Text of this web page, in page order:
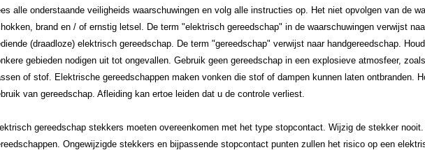
alle onderstaande veiligheids waarschuwingen en volg alle instructies op. Het niet opvolgen van de
brand en / of ernstig letsel. De term "elektrisch gereedschap" in de waarschuwingen verwijst
(draadloze) elektrisch gereedschap. De term "gereedschap" verwijst naar handgereedschap.
gebieden nodigen uit tot ongevallen. Gebruik geen gereedschap in een explosieve atmosfeer,
of stof. Elektrische gereedschappen maken vonken die stof of dampen kunnen laten ontbranden.
van gereedschap. Afleiding kan ertoe leiden dat u de controle verliest.
gereedschap stekkers moeten overeenkomen met het type stopcontact. Wijzig de stekker
Ongewijzigde stekkers en bijpassende stopcontact punten zullen het risico op een